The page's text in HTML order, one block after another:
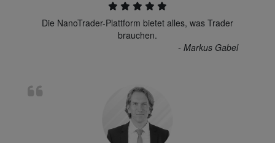
Die NanoTrader-Plattform bietet alles, was Trader
brauchen.
- Markus Gabel